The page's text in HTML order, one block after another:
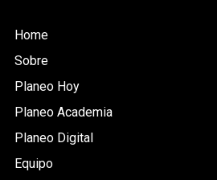
Home
Sobre
Planeo Hoy
Planeo Academia
Planeo Digital
Equipo